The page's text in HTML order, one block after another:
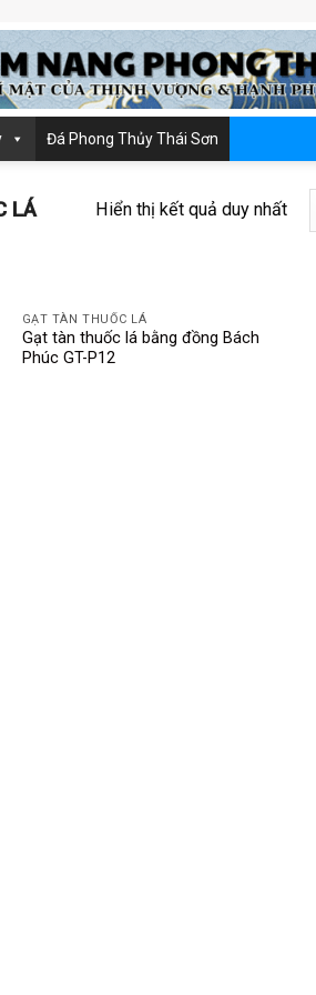
Đá Phong Thủy Thái Sơn
LÁ Hiển thị kết quả duy nhất
GẠT TÀN THUỐC LÁ
Gạt tàn thuốc lá bằng đồng Bách
Phúc GT-P12